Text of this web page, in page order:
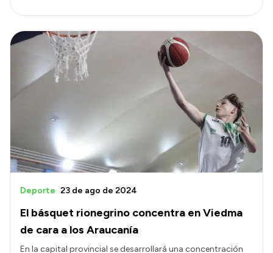
El básquet rionegrino concentra en Viedma
de cara a los Araucanía
Deporte 23 de ago de 2024
En la capital provincial se desarrollará una concentración